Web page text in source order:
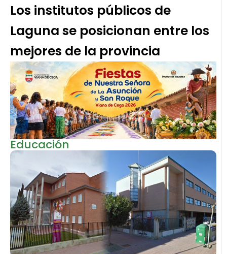
Los institutos públicos de
Laguna se posicionan entre los
mejores de la provincia
Educación